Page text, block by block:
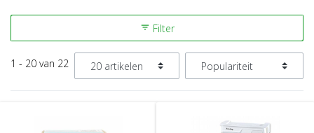
filter_list Filter
1 - 20 van 22